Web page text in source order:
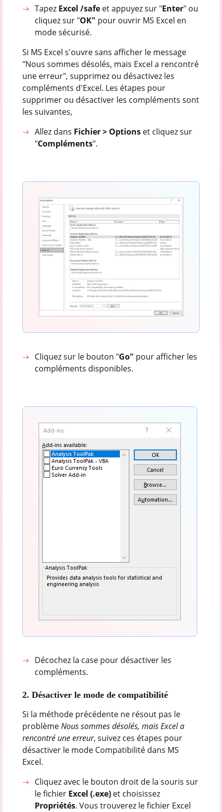
Tapez Excel /safe et appuyez sur "Enter" ou
cliquez sur "OK" pour ouvrir MS Excel en
mode sécurisé.
Si MS Excel s'ouvre sans afficher le message
"Nous sommes désolés, mais Excel a rencontré
une erreur", supprimez ou désactivez les
compléments d'Excel. Les étapes pour
supprimer ou désactiver les compléments sont
les suivantes,
Allez dans Fichier > Options et cliquez sur
"Compléments".
Cliquez sur le bouton "Go" pour afficher les
compléments disponibles.
Décochez la case pour désactiver les
compléments.
2. Désactiver le mode de compatibilité
Si la méthode précédente ne résout pas le
problèmeNous sommes désolés, mais Excel a
rencontré une erreur, suivez ces étapes pour
désactiver le mode Compatibilité dans MS
Excel.
Cliquez avec le bouton droit de la souris sur
le fichier Excel (.exe) et choisissez
Propriétés. Vous trouverez le fichier Excel